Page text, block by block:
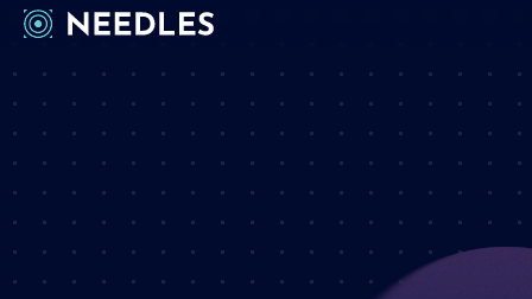
Werkwijze
Cases
Over ons